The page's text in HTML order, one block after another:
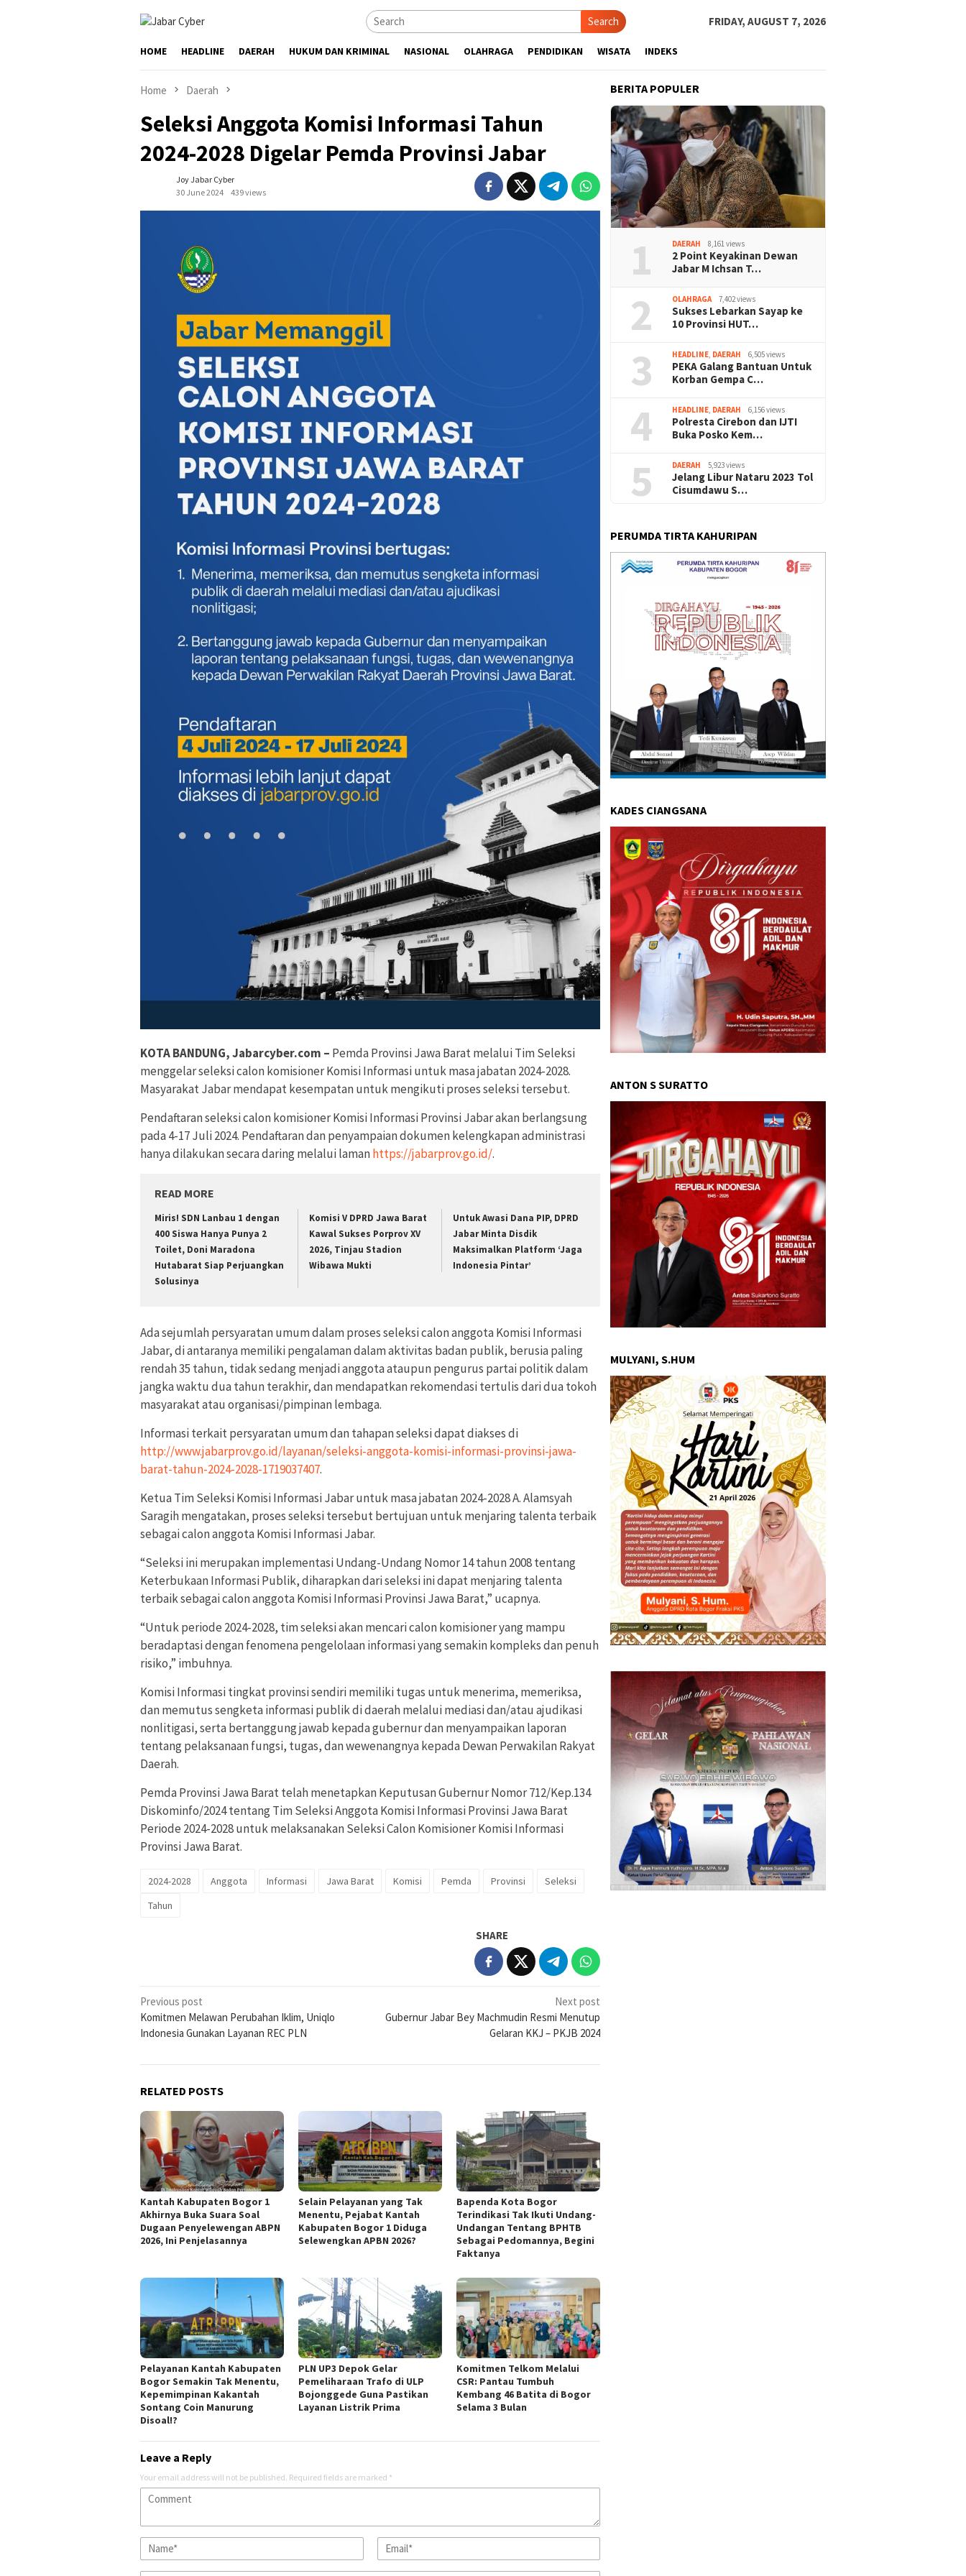
Search FRIDAY, AUGUST 7, 2026
HOME HEADLINE DAERAH HUKUM DAN KRIMINAL NASIONAL OLAHRAGA PENDIDIKAN WISATA INDEKS
Home Daerah
Seleksi Anggota Komisi Informasi Tahun
2024-2028 Digelar Pemda Provinsi Jabar
Joy Jabar Cyber
30 June 2024
439 views
KOTA BANDUNG, Jabarcyber.com – Pemda Provinsi Jawa Barat melalui Tim Seleksi
menggelar seleksi calon komisioner Komisi Informasi untuk masa jabatan 2024-2028.
Masyarakat Jabar mendapat kesempatan untuk mengikuti proses seleksi tersebut.
Pendaftaran seleksi calon komisioner Komisi Informasi Provinsi Jabar akan berlangsung
pada 4-17 Juli 2024. Pendaftaran dan penyampaian dokumen kelengkapan administrasi
hanya dilakukan secara daring melalui lamanhttps://jabarprov.go.id/.
READ MORE
Miris! SDN Lanbau 1 dengan
400 Siswa Hanya Punya 2
Toilet, Doni Maradona
Hutabarat Siap Perjuangkan
Solusinya
Komisi V DPRD Jawa Barat
Kawal Sukses Porprov XV
2026, Tinjau Stadion
Wibawa Mukti
Untuk Awasi Dana PIP, DPRD
Jabar Minta Disdik
Maksimalkan Platform ‘Jaga
Indonesia Pintar’
Ada sejumlah persyaratan umum dalam proses seleksi calon anggota Komisi Informasi
Jabar, di antaranya memiliki pengalaman dalam aktivitas badan publik, berusia paling
rendah 35 tahun, tidak sedang menjadi anggota ataupun pengurus partai politik dalam
jangka waktu dua tahun terakhir, dan mendapatkan rekomendasi tertulis dari dua tokoh
masyarakat atau organisasi/pimpinan lembaga.
Informasi terkait persyaratan umum dan tahapan seleksi dapat diakses di
http://www.jabarprov.go.id/layanan/seleksi-anggota-komisi-informasi-provinsi-jawa-
barat-tahun-2024-2028-1719037407.
Ketua Tim Seleksi Komisi Informasi Jabar untuk masa jabatan 2024-2028 A. Alamsyah
Saragih mengatakan, proses seleksi tersebut bertujuan untuk menjaring talenta terbaik
sebagai calon anggota Komisi Informasi Jabar.
“Seleksi ini merupakan implementasi Undang-Undang Nomor 14 tahun 2008 tentang
Keterbukaan Informasi Publik, diharapkan dari seleksi ini dapat menjaring talenta
terbaik sebagai calon anggota Komisi Informasi Provinsi Jawa Barat,” ucapnya.
“Untuk periode 2024-2028, tim seleksi akan mencari calon komisioner yang mampu
beradaptasi dengan fenomena pengelolaan informasi yang semakin kompleks dan penuh
risiko,” imbuhnya.
Komisi Informasi tingkat provinsi sendiri memiliki tugas untuk menerima, memeriksa,
dan memutus sengketa informasi publik di daerah melalui mediasi dan/atau ajudikasi
nonlitigasi, serta bertanggung jawab kepada gubernur dan menyampaikan laporan
tentang pelaksanaan fungsi, tugas, dan wewenangnya kepada Dewan Perwakilan Rakyat
Daerah.
Pemda Provinsi Jawa Barat telah menetapkan Keputusan Gubernur Nomor 712/Kep.134
Diskominfo/2024 tentang Tim Seleksi Anggota Komisi Informasi Provinsi Jawa Barat
Periode 2024-2028 untuk melaksanakan Seleksi Calon Komisioner Komisi Informasi
Provinsi Jawa Barat.
2024-2028 Anggota Informasi Jawa Barat Komisi Pemda Provinsi
Seleksi
Tahun
SHARE
Post
navigation
Previous post
Komitmen Melawan Perubahan Iklim, Uniqlo
Indonesia Gunakan Layanan REC PLN
Next post
Gubernur Jabar Bey Machmudin Resmi Menutup
Gelaran KKJ – PKJB 2024
RELATED POSTS
Kantah Kabupaten Bogor 1
Akhirnya Buka Suara Soal
Dugaan Penyelewengan ABPN
2026, Ini Penjelasannya
Selain Pelayanan yang Tak
Menentu, Pejabat Kantah
Kabupaten Bogor 1 Diduga
Selewengkan APBN 2026?
Bapenda Kota Bogor
Terindikasi Tak Ikuti Undang-
Undangan Tentang BPHTB
Sebagai Pedomannya, Begini
Faktanya
Pelayanan Kantah Kabupaten
Bogor Semakin Tak Menentu,
Kepemimpinan Kakantah
Sontang Coin Manurung
Disoal!?
PLN UP3 Depok Gelar
Pemeliharaan Trafo di ULP
Bojonggede Guna Pastikan
Layanan Listrik Prima
Komitmen Telkom Melalui
CSR: Pantau Tumbuh
Kembang 46 Batita di Bogor
Selama 3 Bulan
Leave a Reply
Your email address will not be published. Required fields are marked *
BERITA POPULER
1 DAERAH 8,161 views
2 Point Keyakinan Dewan
Jabar M Ichsan T…
2 OLAHRAGA 7,402 views
Sukses Lebarkan Sayap ke
10 Provinsi HUT…
3 HEADLINE DAERAH 6,505 views
PEKA Galang Bantuan Untuk
Korban Gempa C…
4 HEADLINE DAERAH 6,156 views
Polresta Cirebon dan IJTI
Buka Posko Kem…
5 DAERAH 5,923 views
Jelang Libur Nataru 2023 Tol
Cisumdawu S…
PERUMDA TIRTA KAHURIPAN
KADES CIANGSANA
ANTON S SURATTO
MULYANI, S.HUM